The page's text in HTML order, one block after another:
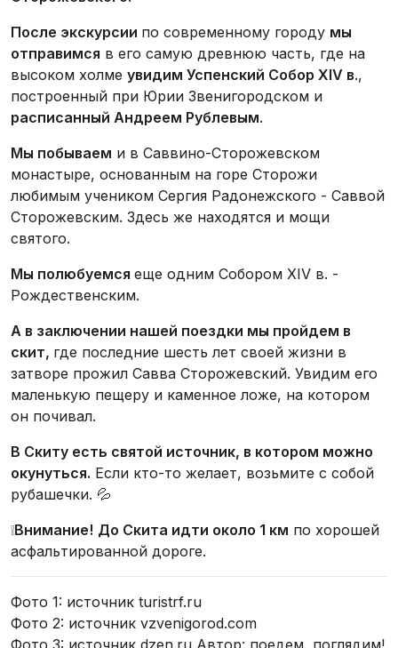
После экскурсии по современному городу мы
отправимся в его самую древнюю часть, где на
высоком холме увидим Успенский Собор XIV в.,
построенный при Юрии Звенигородском и
расписанный Андреем Рублевым.
Мы побываем и в Саввино-Сторожевском
монастыре, основанным на горе Сторожи
любимым учеником Сергия Радонежского - Саввой
Сторожевским. Здесь же находятся и мощи
святого.
Мы полюбуемся еще одним Собором XIV в. -
Рождественским.
А в заключении нашей поездки мы пройдем в
скит, где последние шесть лет своей жизни в
затворе прожил Савва Сторожевский. Увидим его
маленькую пещеру и каменное ложе, на котором
он почивал.
В Скиту есть святой источник, в котором можно
окунуться. Если кто-то желает, возьмите с собой
рубашечки. 💦
❕Внимание! До Скита идти около 1 км по хорошей
асфальтированной дороге.
Фото 1: источник turistrf.ru
Фото 2: источник vzvenigorod.com
Фото 3: источник dzen.ru Автор: поедем, поглядим!